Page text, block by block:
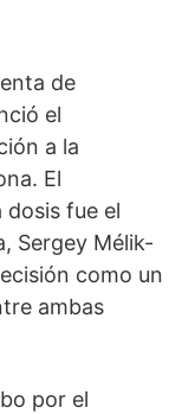
de
el
a la
El
fue el
Sergey Mélik-
como un
ambas
por el